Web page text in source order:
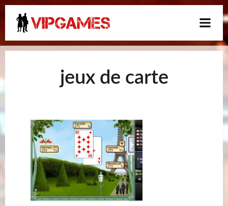
jeux de carte